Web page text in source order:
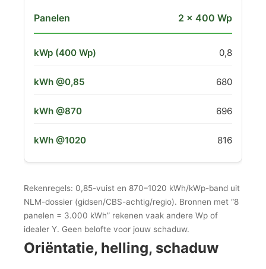
2 × 400 Wp
0,8
680
696
816
Rekenregels: 0,85-vuist en 870–1020 kWh/kWp-band uit
NLM-dossier (gidsen/CBS-achtig/regio). Bronnen met “8
panelen = 3.000 kWh” rekenen vaak andere Wp of
idealer Y. Geen belofte voor jouw schaduw.
Oriëntatie, helling, schaduw